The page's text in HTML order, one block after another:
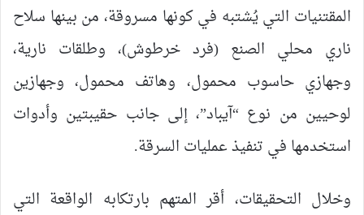
المقتنيات التي يُشتبه في كونها مسروقة، من بينها سلاح
ناري محلي الصنع (فرد خرطوش)، وطلقات نارية،
وجهازي حاسوب محمول، وهاتف محمول، وجهازين
لوحيين من نوع “آيباد”، إلى جانب حقيبتين وأدوات
استخدمها في تنفيذ عمليات السرقة.
وخلال التحقيقات، أقر المتهم بارتكابه الواقعة التي